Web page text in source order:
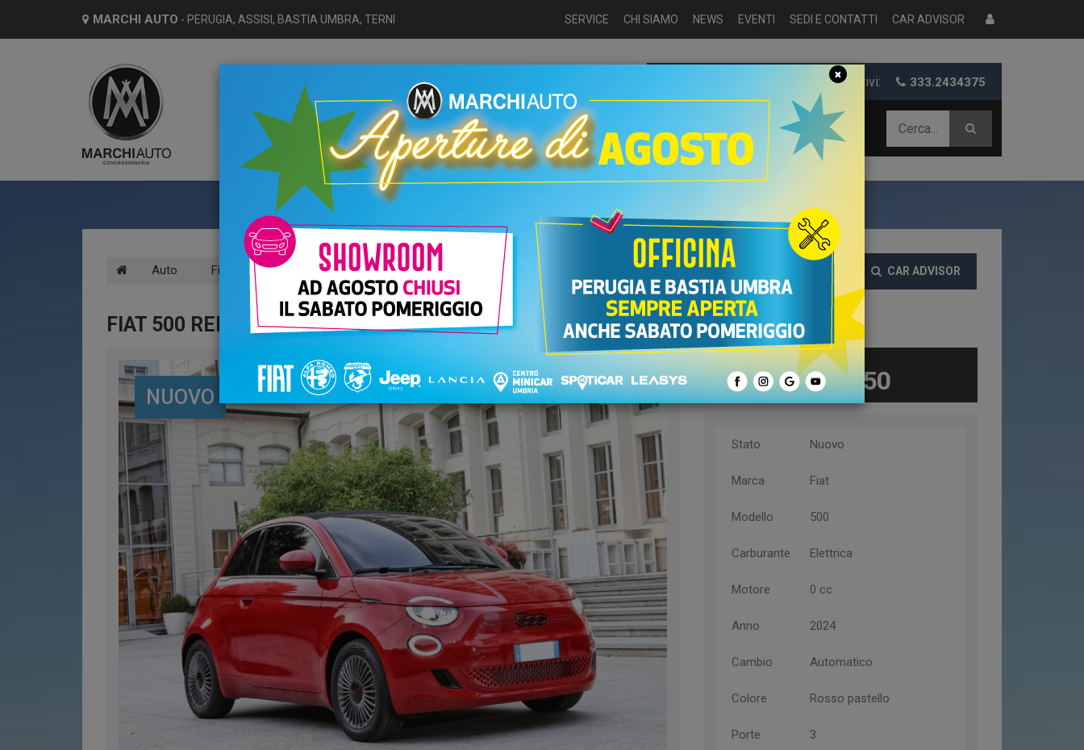
MARCHI AUTO - PERUGIA, ASSISI, BASTIA UMBRA, TERNI SERVICE CHI SIAMO NEWS EVENTI SEDI E CONTATTI CAR ADVISOR
Chiamaci per informazioni e preventivi: 333.2434375
HOME USATO NUOVO NOLEGGIO USATO AZIENDALE
Auto Fiat 500e Elettrica Nuove Fiat 500 Red Berlina... CAR ADVISOR
FIAT 500 RED BERLINA 23,65 KWH
NUOVO
€ 19.950
Stato Nuovo
Marca Fiat
Modello 500
Carburante Elettrica
Motore 0 cc
Anno 2024
Cambio Automatico
Colore Rosso pastello
Porte 3
×